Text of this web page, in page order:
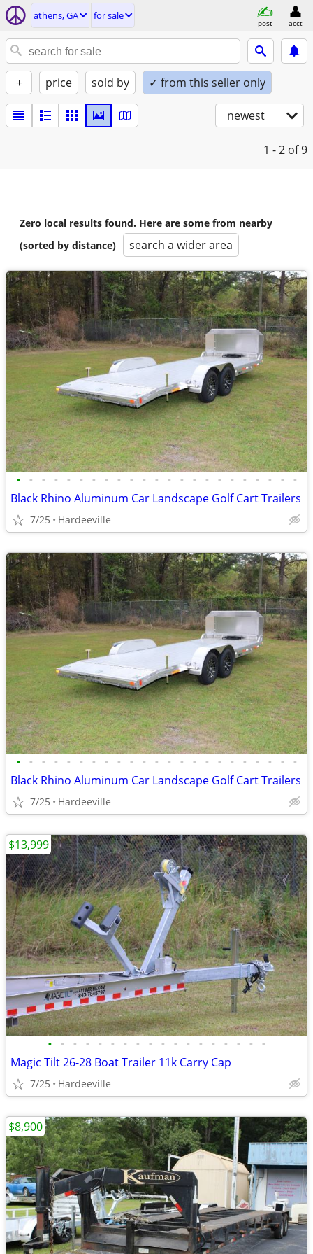
athens, GA for sale
post acct
+ price sold by ✓ from this seller only
newest
1 - 2 of 9
Zero local results found. Here are some from nearby
(sorted by distance)
search a wider area
• • • • • • • • • • • • • • • • • • • • • • •
Black Rhino Aluminum Car Landscape Golf Cart Trailers
7/25 Hardeeville
• • • • • • • • • • • • • • • • • • • • • • •
Black Rhino Aluminum Car Landscape Golf Cart Trailers
7/25 Hardeeville
• • • • • • • • • • • • • • • • • •
Magic Tilt 26-28 Boat Trailer 11k Carry Cap
7/25 Hardeeville
$13,999
$8,900